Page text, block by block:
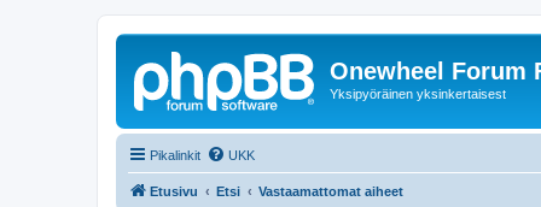
Onewheel Forum
Yksipyöräinen yksinkertaisest
Pikalinkit UKK
Etusivu Etsi Vastaamattomat aiheet